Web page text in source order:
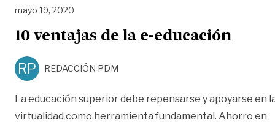
mayo 19, 2020
10 ventajas de la e-educación
RP REDACCIÓN PDM
La educación superior debe repensarse y apoyarse en
virtualidad como herramienta fundamental. Ahorro en